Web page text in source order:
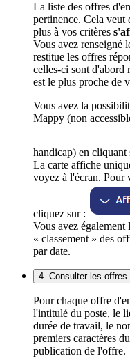
La liste des offres
pertinence. Cela veut
plus à vos critères
Vous avez renseigné
restitue les offres
celles-ci sont d'abord
est le plus proche de
Vous avez la
Mappy (non
handicap) en cliquant
La carte affiche
voyez à l'écran. Pour
cliquez sur :
Vous avez
« classement » des
par date.
4. Consulter les
Pour chaque offre
l'intitulé du poste, le
durée de travail, le
premiers caractères
publication de l'offre.